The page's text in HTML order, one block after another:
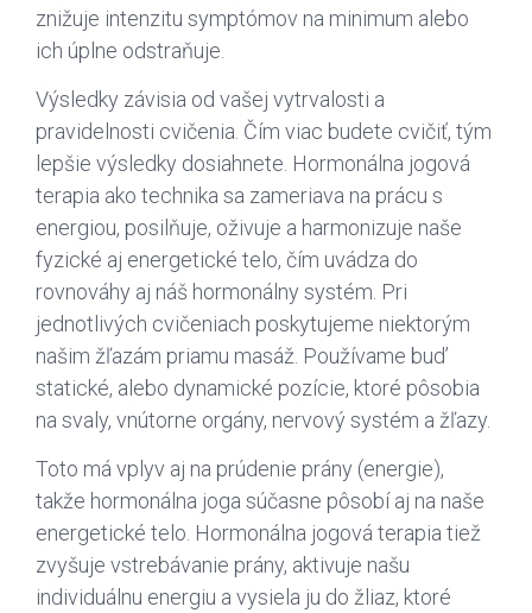
znižuje intenzitu symptómov na minimum alebo
ich úplne odstraňuje.
Výsledky závisia od vašej vytrvalosti a
pravidelnosti cvičenia. Čím viac budete cvičiť, tým
lepšie výsledky dosiahnete. Hormonálna jogová
terapia ako technika sa zameriava na prácu s
energiou, posilňuje, oživuje a harmonizuje naše
fyzické aj energetické telo, čím uvádza do
rovnováhy aj náš hormonálny systém. Pri
jednotlivých cvičeniach poskytujeme niektorým
našim žľazám priamu masáž. Používame bud’
statické, alebo dynamické pozície, ktoré pôsobia
na svaly, vnútorne orgány, nervový systém a žľazy.
Toto má vplyv aj na prúdenie prány (energie),
takže hormonálna joga súčasne pôsobí aj na naše
energetické telo. Hormonálna jogová terapia tiež
zvyšuje vstrebávanie prány, aktivuje našu
individuálnu energiu a vysiela ju do žliaz, ktoré